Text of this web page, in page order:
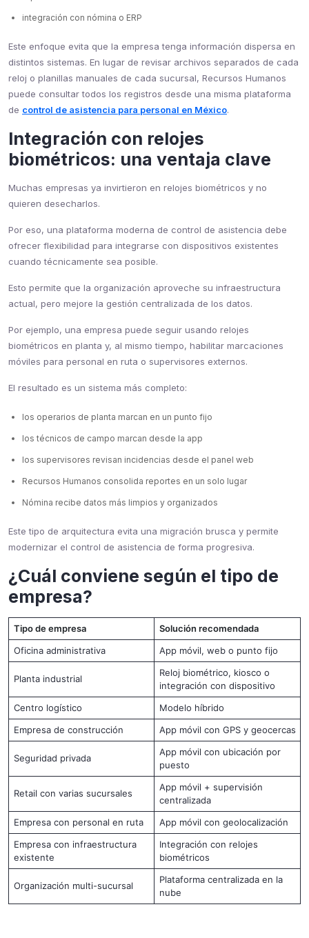
integración con nómina o ERP
Este enfoque evita que la empresa tenga información dispersa en
distintos sistemas. En lugar de revisar archivos separados de cada
reloj o planillas manuales de cada sucursal, Recursos Humanos
puede consultar todos los registros desde una misma plataforma
de control de asistencia para personal en México.
Integración con relojes
biométricos: una ventaja clave
Muchas empresas ya invirtieron en relojes biométricos y no
quieren desecharlos.
Por eso, una plataforma moderna de control de asistencia debe
ofrecer flexibilidad para integrarse con dispositivos existentes
cuando técnicamente sea posible.
Esto permite que la organización aproveche su infraestructura
actual, pero mejore la gestión centralizada de los datos.
Por ejemplo, una empresa puede seguir usando relojes
biométricos en planta y, al mismo tiempo, habilitar marcaciones
móviles para personal en ruta o supervisores externos.
El resultado es un sistema más completo:
los operarios de planta marcan en un punto fijo
los técnicos de campo marcan desde la app
los supervisores revisan incidencias desde el panel web
Recursos Humanos consolida reportes en un solo lugar
Nómina recibe datos más limpios y organizados
Este tipo de arquitectura evita una migración brusca y permite
modernizar el control de asistencia de forma progresiva.
¿Cuál conviene según el tipo de
empresa?
Tipo de empresa
Solución recomendada
Oficina administrativa
App móvil, web o punto fijo
Planta industrial
Reloj biométrico, kiosco o
integración con dispositivo
Centro logístico
Modelo híbrido
Empresa de construcción
App móvil con GPS y geocercas
Seguridad privada
App móvil con ubicación por
puesto
Retail con varias sucursales
App móvil + supervisión
centralizada
Empresa con personal en ruta
App móvil con geolocalización
Empresa con infraestructura
existente
Integración con relojes
biométricos
Organización multi-sucursal
Plataforma centralizada en la
nube